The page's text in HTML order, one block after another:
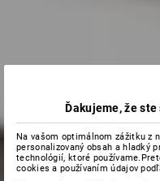
Ďakujeme, že ste
Na vašom optimálnom zážitku z
personalizovaný obsah a hladký
technológií, ktoré
cookies a používaním údajov